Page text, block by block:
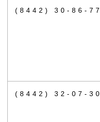
(8442) 30-86-77
(8442) 32-07-30